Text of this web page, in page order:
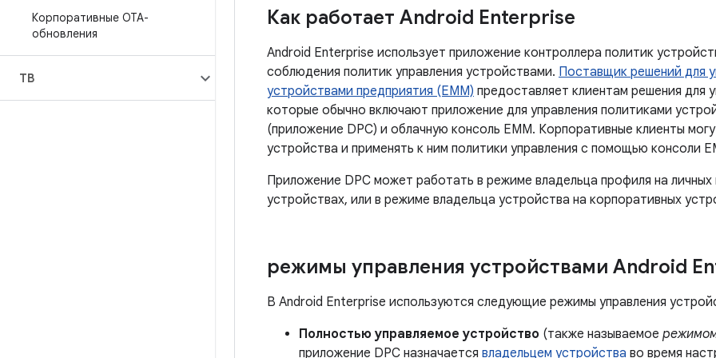
Корпоративные OTA-
обновления
ТВ
Как работает Android Enterprise
Android Enterprise использует приложение контроллера политик
соблюдения политик управления устройствами. Поставщик решений для
устройствами предприятия (EMM) предоставляет клиентам решения для
которые обычно включают приложение для управления политиками
(приложение DPC) и облачную консоль EMM. Корпоративные клиенты
устройства и применять к ним политики управления с помощью консоли
Приложение DPC может работать в режиме владельца профиля на личных
устройствах, или в режиме владельца устройства на корпоративных
режимы управления устройствами Android
В Android Enterprise используются следующие режимы управления
Полностью управляемое устройство (также называемое
приложение DPC назначается владельцем устройства во время